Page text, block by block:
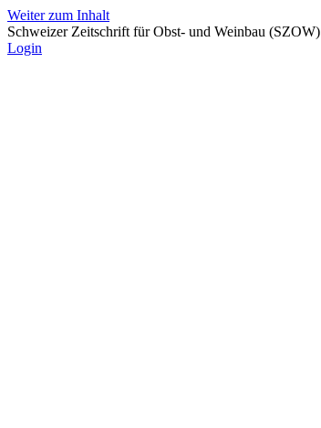
Weiter zum Inhalt
Schweizer Zeitschrift für Obst- und Weinbau (SZOW)
Login